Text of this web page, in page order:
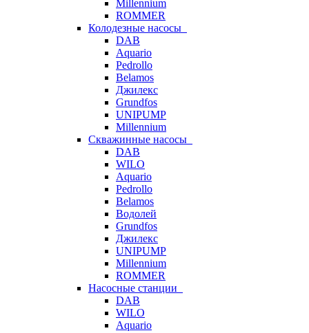
Millennium
ROMMER
Колодезные насосы
DAB
Aquario
Pedrollo
Belamos
Джилекс
Grundfos
UNIPUMP
Millennium
Скважинные насосы
DAB
WILO
Aquario
Pedrollo
Belamos
Водолей
Grundfos
Джилекс
UNIPUMP
Millennium
ROMMER
Насосные станции
DAB
WILO
Aquario